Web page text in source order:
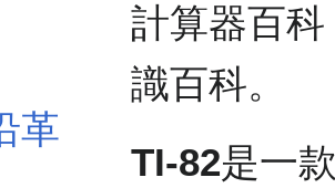
革
計算器百
識百科。
TI-82是一